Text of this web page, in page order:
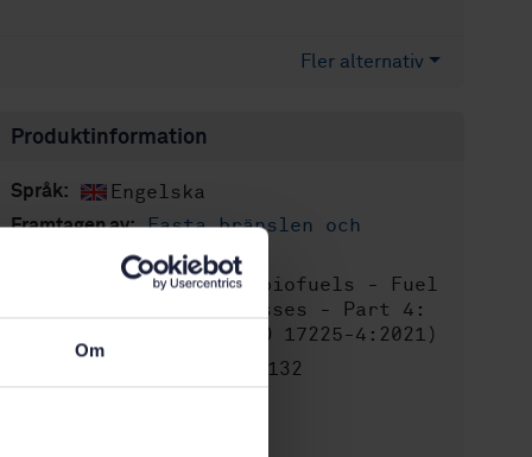
Om
Fler alternativ
Produktinformation
Språk: Engelska
Framtagen av:
Fasta bränslen och
biokol, SIS/TK 412
Internationell titel:Solid biofuels - Fuel
specifications and classes - Part 4:
Graded wood chips (ISO 17225-4:2021)
STD-80028132